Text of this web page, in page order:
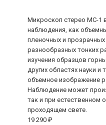
Микроскоп стерео МС-1
наблюдения, как
пленочных и
разнообразных тонких
изучения образцов
других областях науки
объемное изображение
Наблюдение может
так и при естественном
проходящем свете.
19 290 ₽